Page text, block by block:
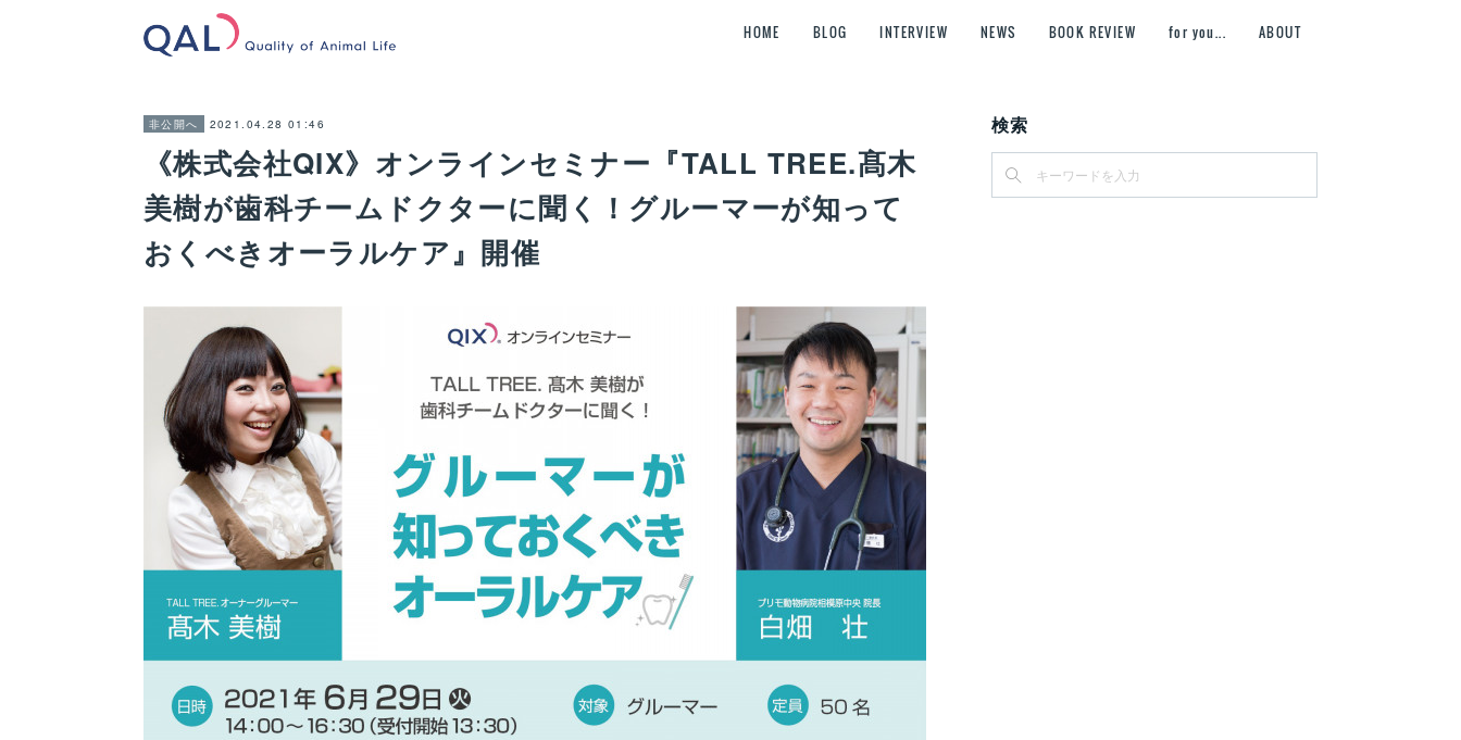
HOME BLOG INTERVIEW NEWS BOOK REVIEW for you... ABOUT
非公開へ 2021.04.28 01:46
《株式会社QIX》オンラインセミナー『TALL TREE.髙木
美樹が歯科チームドクターに聞く！グルーマーが知って
おくべきオーラルケア』開催
検索